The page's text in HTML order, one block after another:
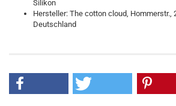
Silikon
Hersteller: The cotton cloud, Hommerstr.,
Deutschland